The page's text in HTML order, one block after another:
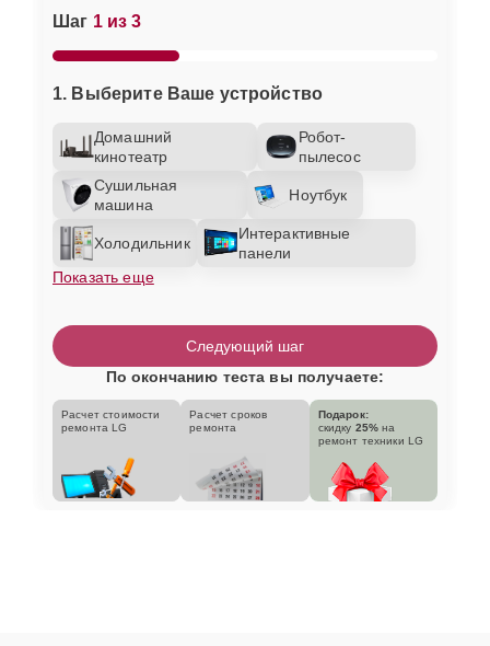
Шаг 1 из 3
1. Выберите Ваше устройство
Домашний
кинотеатр
Робот-
пылесос
Сушильная
машина
Ноутбук
Холодильник
Интерактивные
панели
Показать еще
Следующий шаг
По окончанию теста вы получаете:
Расчет стоимости
ремонта LG
Расчет сроков
ремонта
Подарок:
скидку 25% на
ремонт техники LG